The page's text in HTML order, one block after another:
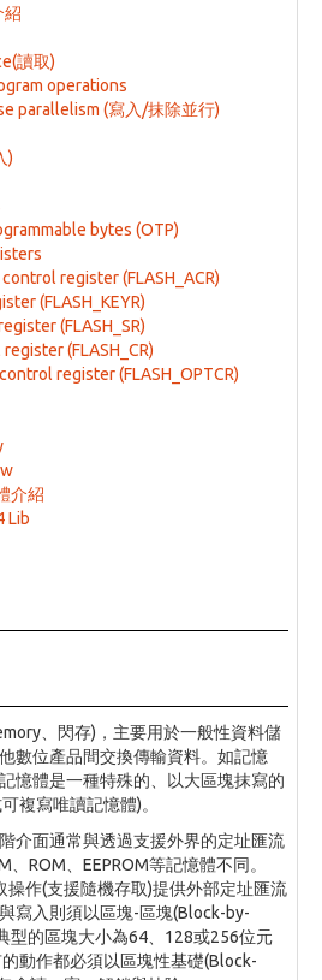
紹
讀取)
operations
parallelism (寫入/抹除並行)
)
bytes (OTP)
register (FLASH_ACR)
(FLASH_KEYR)
(FLASH_SR)
(FLASH_CR)
register (FLASH_OPTCR)
介紹
Lib
、閃存)，主要用於一般性資料儲
數位產品間交換傳輸資料。如記憶
憶體是一種特殊的、以大區塊抹寫的
複寫唯讀記憶體)。
介面通常與透過支援外界的定址匯流
ROM、EEPROM等記憶體不同。
操作(支援隨機存取)提供外部定址匯流
寫入則須以區塊-區塊(Block-by-
型的區塊大小為64、128或256位元
動作都必須以區塊性基礎(Block-